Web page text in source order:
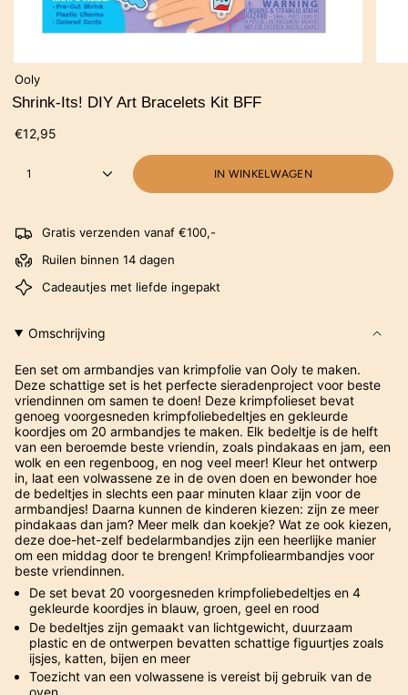
Ooly
Shrink-Its! DIY Art Bracelets Kit BFF
€12,95
1 IN WINKELWAGEN
Gratis verzenden vanaf €100,-
Ruilen binnen 14 dagen
Cadeautjes met liefde ingepakt
Omschrijving
Een set om armbandjes van krimpfolie van Ooly te maken.
Deze schattige set is het perfecte sieradenproject voor beste
vriendinnen om samen te doen! Deze krimpfolieset bevat
genoeg voorgesneden krimpfoliebedeltjes en gekleurde
koordjes om 20 armbandjes te maken. Elk bedeltje is de helft
van een beroemde beste vriendin, zoals pindakaas en jam, een
wolk en een regenboog, en nog veel meer! Kleur het ontwerp
in, laat een volwassene ze in de oven doen en bewonder hoe
de bedeltjes in slechts een paar minuten klaar zijn voor de
armbandjes! Daarna kunnen de kinderen kiezen: zijn ze meer
pindakaas dan jam? Meer melk dan koekje? Wat ze ook kiezen,
deze doe-het-zelf bedelarmbandjes zijn een heerlijke manier
om een middag door te brengen! Krimpfoliearmbandjes voor
beste vriendinnen.
De set bevat 20 voorgesneden krimpfoliebedeltjes en 4
gekleurde koordjes in blauw, groen, geel en rood
De bedeltjes zijn gemaakt van lichtgewicht, duurzaam
plastic en de ontwerpen bevatten schattige figuurtjes zoals
ijsjes, katten, bijen en meer
Toezicht van een volwassene is vereist bij gebruik van de